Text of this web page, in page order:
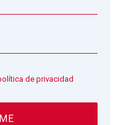
de privacidad